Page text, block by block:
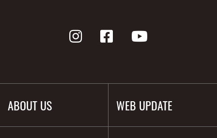
ABOUT US WEB UPDATE